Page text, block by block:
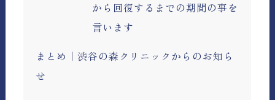
から回復するまでの期間の事を
言います
まとめ｜渋谷の森クリニックからのお知ら
せ